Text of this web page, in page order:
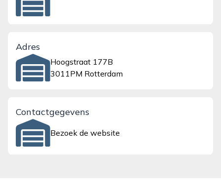
Adres
Hoogstraat 177B
3011PM Rotterdam
Contactgegevens
Bezoek de website